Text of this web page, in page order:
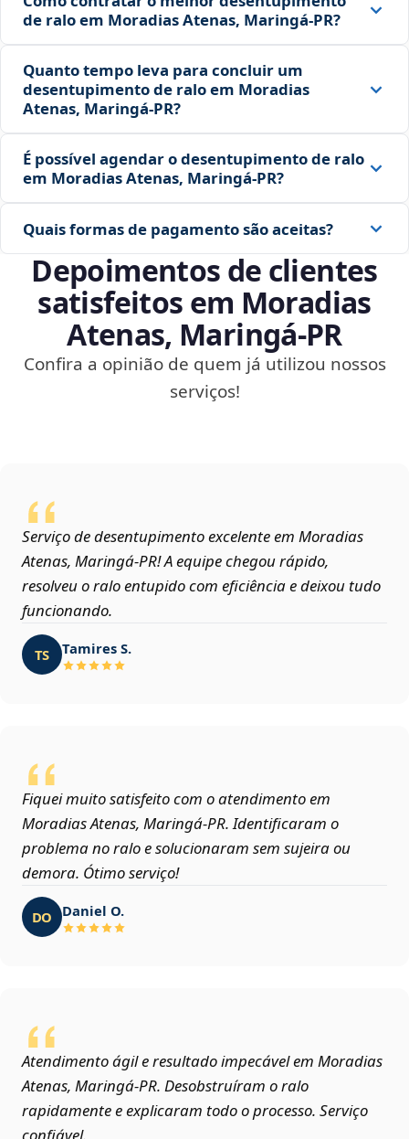
de ralo em Moradias Atenas, Maringá‑PR?
Quanto tempo leva para concluir um
desentupimento de ralo em Moradias
Atenas, Maringá‑PR?
É possível agendar o desentupimento de ralo
em Moradias Atenas, Maringá‑PR?
Quais formas de pagamento são aceitas?
Depoimentos de clientes
satisfeitos em Moradias
Atenas, Maringá‑PR
Confira a opinião de quem já utilizou nossos
serviços!
Serviço de desentupimento excelente em Moradias
Atenas, Maringá‑PR! A equipe chegou rápido,
resolveu o ralo entupido com eficiência e deixou tudo
funcionando.
TS Tamires S.
Fiquei muito satisfeito com o atendimento em
Moradias Atenas, Maringá‑PR. Identificaram o
problema no ralo e solucionaram sem sujeira ou
demora. Ótimo serviço!
DO Daniel O.
Atendimento ágil e resultado impecável em Moradias
Atenas, Maringá‑PR. Desobstruíram o ralo
rapidamente e explicaram todo o processo. Serviço